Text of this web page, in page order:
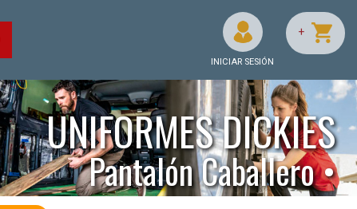
INICIAR SESIÓN
+
UNIFORMES DICKIES
Pantalón Caballero •